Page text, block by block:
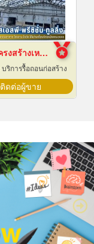
รื้อถอนโครงสร้างเหล็ก สมุทรปราการ
บริการรื้อถอนก่อสร้าง
ติดต่อผู้ขาย